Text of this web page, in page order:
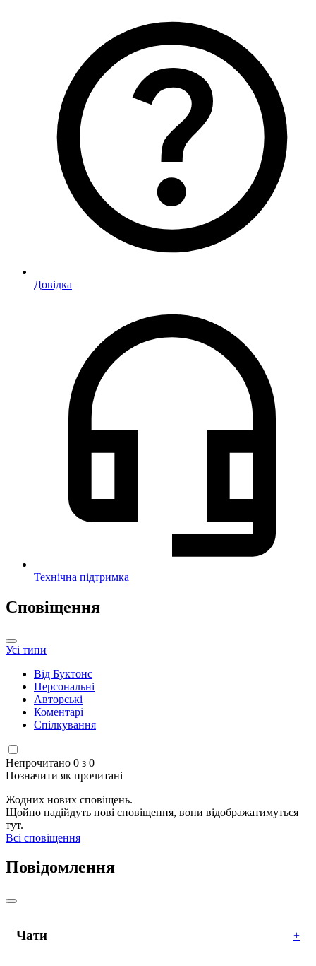
Довідка
Технічна підтримка
Сповіщення
Усі типи
Від Буктонс
Персональні
Авторські
Коментарі
Спілкування
Непрочитано 0 з 0
Позначити як прочитані
Жодних нових сповіщень.
Щойно надійдуть нові сповіщення, вони відображатимуться
тут.
Всі сповіщення
Повідомлення
Чати +